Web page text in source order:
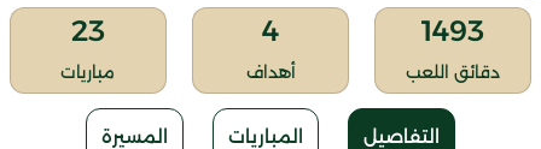
1493
دقائق اللعب
4
أهداف
23
مباريات
التفاصيل المباريات المسيرة